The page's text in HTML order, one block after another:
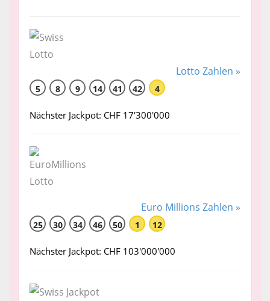
Lotto Zahlen »
5 8 9 14 41 42 4
Nächster Jackpot: CHF 17'300'000
Euro Millions Zahlen »
25 30 34 46 50 1 12
Nächster Jackpot: CHF 103'000'000